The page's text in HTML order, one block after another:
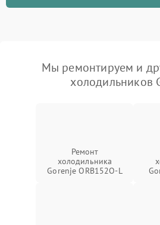
Мы ремонтируем и
холодильников
Ремонт
холодильника
Gorenje ORB152O-L